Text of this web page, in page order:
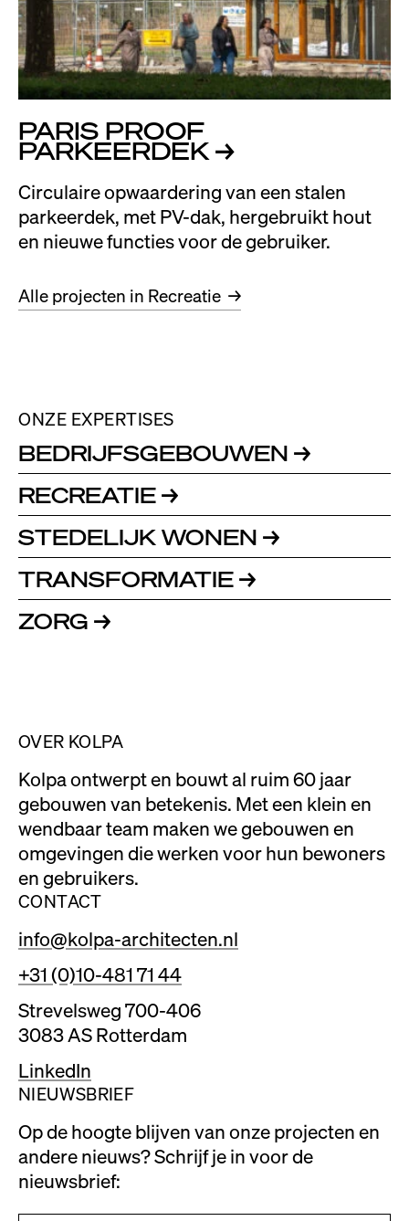
PARIS PROOF
PARKEERDEK →
Circulaire opwaardering van een stalen
parkeerdek, met PV-dak, hergebruikt hout
en nieuwe functies voor de gebruiker.
Alle projecten in Recreatie →
ONZE EXPERTISES
BEDRIJFSGEBOUWEN →
RECREATIE →
STEDELIJK WONEN →
TRANSFORMATIE →
ZORG →
OVER KOLPA
Kolpa ontwerpt en bouwt al ruim 60 jaar
gebouwen van betekenis. Met een klein en
wendbaar team maken we gebouwen en
omgevingen die werken voor hun bewoners
en gebruikers.
CONTACT
info@kolpa-architecten.nl
+31 (0)10-481 71 44
Strevelsweg 700-406
3083 AS Rotterdam
LinkedIn
NIEUWSBRIEF
Op de hoogte blijven van onze projecten en
andere nieuws? Schrijf je in voor de
nieuwsbrief: